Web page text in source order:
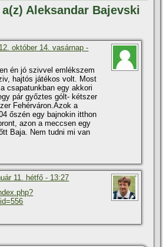
Aleksandar Bajevski
október 14. vasárnap -
én jó szivvel emlékszem
hajtós játékos volt. Most
csapatunkban egy akkori
pár győztes gólt- kétszer
Fehérváron.Azok a
őszén egy bajnokin itthon
azon a meccsen egy
Baja. Nem tudni mi van
11. hétfő - 13:27